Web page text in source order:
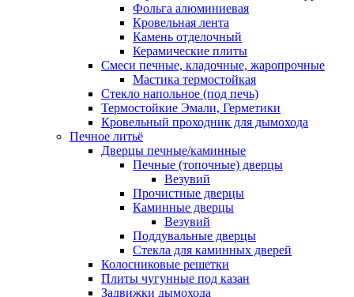
Фольга алюминиевая
Кровельная лента
Камень отделочный
Керамические плиты
Смеси печные, кладочные, жаропрочные
Мастика термостойкая
Стекло напольное (под печь)
Термостойкие Эмали, Герметики
Кровельный проходник для дымохода
Печное литьё
Дверцы печные/каминные
Печные (топочные) дверцы
Везувий
Прочистные дверцы
Каминные дверцы
Везувий
Поддувальные дверцы
Стекла для каминных дверей
Колосниковые решетки
Плиты чугунные под казан
Задвижки дымохода